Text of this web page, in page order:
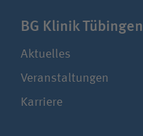
BG Klinik Tübingen
Aktuelles
Veranstaltungen
Karriere